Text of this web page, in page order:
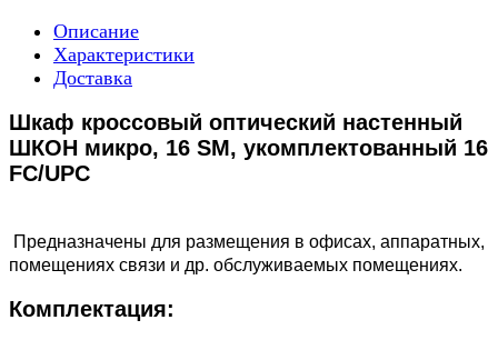
Описание
Характеристики
Доставка
Шкаф кроссовый оптический настенный
ШКОН микро, 16 SM, укомплектованный 16
FC/UPC
Предназначены для размещения в офисах, аппаратных,
помещениях связи и др. обслуживаемых помещениях.
Комплектация: